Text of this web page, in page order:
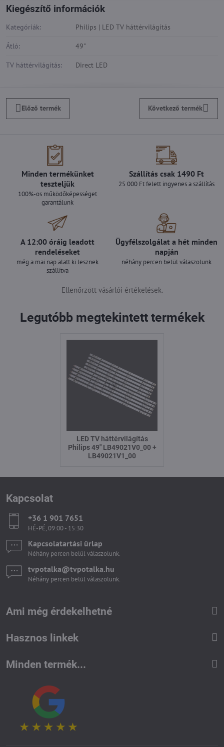
Kiegészítő információk
Kategóriák: Philips | LED TV háttérvilágítás
Átló: 49"
TV háttérvilágítás: Direct LED
Előző termék Következő termék
Minden termékünket
teszteljük
100%-os működőképességet
garantálunk
Szállítás csak 1490 Ft
25 000 Ft felett ingyenes a szállítás
A 12:00 óráig leadott
rendeléseket
még a mai nap alatt ki lesznek
szállítva
Ügyfélszolgálat a hét minden
napján
néhány percen belül válaszolunk
Ellenőrzött vásárlói értékelések.
Legutóbb megtekintett termékek
LED TV háttérvilágítás
Philips 49" LB49021V0_00 +
LB49021V1_00
Kapcsolat
+36 1 901 7651
HÉ-PÉ, 09:00 - 15:30
Kapcsolatartási űrlap
Néhány percen belül válaszolunk.
tvpotalka​@tvpotalka​.hu
Néhány percen belül válaszolunk.
Ami még érdekelhetné
Hasznos linkek
Minden termék...